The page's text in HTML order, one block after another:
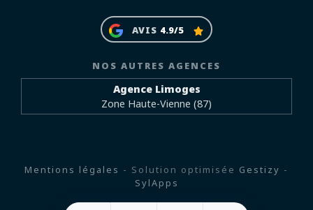
AVIS 4.9/5
NOS AUTRES AGENCES
Agence Limoges
Zone Haute-Vienne (87)
Mentions légales - Solution optimisée Gestizy -
SylApps